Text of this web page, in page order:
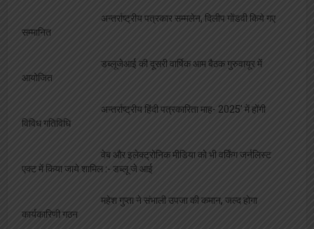
अन्तर्राष्ट्रीय पत्रकार सम्मलेन, दिलीप गोंडवी किये गए
सम्मानित
डब्लूजेआई की दूसरी वार्षिक आम बैठक गुरुवायूर में
आयोजित
अन्तर्राष्ट्रीय हिंदी पत्रकारिता माह- 2025′ में होंगी
विविध गतिविधि
वेब और इलेक्ट्रोनिक मीडिया को भी वर्किंग जर्नलिस्ट
एक्ट में किया जाये शामिल :- डब्लू जे आई
महेश गुप्ता ने संभाली उपजा की कमान, जल्द होगा
कार्यकारिणी गठन